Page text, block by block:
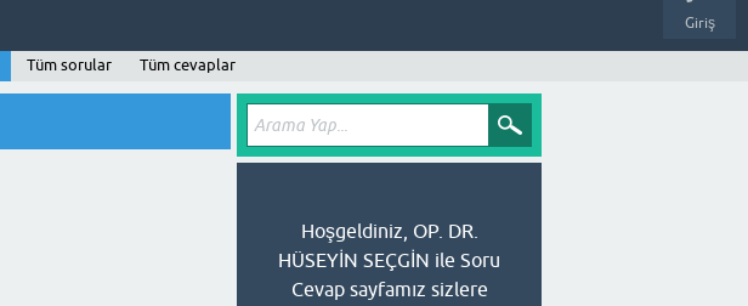
Giriş
Tüm sorular Tüm cevaplar
Hoşgeldiniz, OP. DR.
HÜSEYİN SEÇGİN ile Soru
Cevap sayfamız sizlere